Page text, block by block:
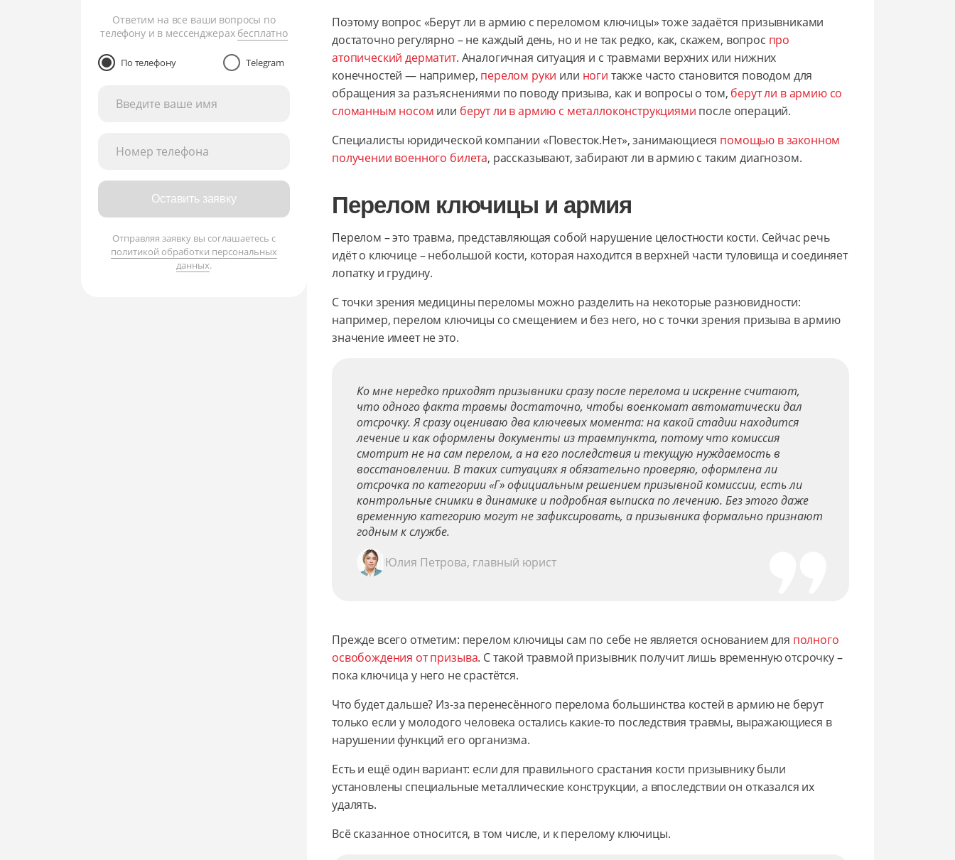
Ответим на все ваши вопросы по
телефону и в мессенджерах бесплатно
По телефону Telegram
Введите ваше имя
Номер телефона
Оставить заявку
Отправляя заявку вы соглашаетесь с
политикой обработки персональных
данных.
Поэтому вопрос «Берут ли в армию с переломом ключицы» тоже задаётся призывниками
достаточно регулярно – не каждый день, но и не так редко, как, скажем, вопрос про
атопический дерматит. Аналогичная ситуация и с травмами верхних или нижних
конечностей — например, перелом руки или ноги также часто становится поводом для
обращения за разъяснениями по поводу призыва, как и вопросы о том, берут ли в армию со
сломанным носом или берут ли в армию с металлоконструкциями после операций.
Специалисты юридической компании «Повесток.Нет», занимающиеся помощью в законном
получении военного билета, рассказывают, забирают ли в армию с таким диагнозом.
Перелом ключицы и армия
Перелом – это травма, представляющая собой нарушение целостности кости. Сейчас речь
идёт о ключице – небольшой кости, которая находится в верхней части туловища и соединяет
лопатку и грудину.
С точки зрения медицины переломы можно разделить на некоторые разновидности:
например, перелом ключицы со смещением и без него, но с точки зрения призыва в армию
значение имеет не это.
Ко мне нередко приходят призывники сразу после перелома и искренне считают,
что одного факта травмы достаточно, чтобы военкомат автоматически дал
отсрочку. Я сразу оцениваю два ключевых момента: на какой стадии находится
лечение и как оформлены документы из травмпункта, потому что комиссия
смотрит не на сам перелом, а на его последствия и текущую нуждаемость в
восстановлении. В таких ситуациях я обязательно проверяю, оформлена ли
отсрочка по категории «Г» официальным решением призывной комиссии, есть ли
контрольные снимки в динамике и подробная выписка по лечению. Без этого даже
временную категорию могут не зафиксировать, а призывника формально признают
годным к службе.
Юлия Петрова, главный юрист
Прежде всего отметим: перелом ключицы сам по себе не является основанием для полного
освобождения от призыва. С такой травмой призывник получит лишь временную отсрочку –
пока ключица у него не срастётся.
Что будет дальше? Из-за перенесённого перелома большинства костей в армию не берут
только если у молодого человека остались какие-то последствия травмы, выражающиеся в
нарушении функций его организма.
Есть и ещё один вариант: если для правильного срастания кости призывнику были
установлены специальные металлические конструкции, а впоследствии он отказался их
удалять.
Всё сказанное относится, в том числе, и к перелому ключицы.